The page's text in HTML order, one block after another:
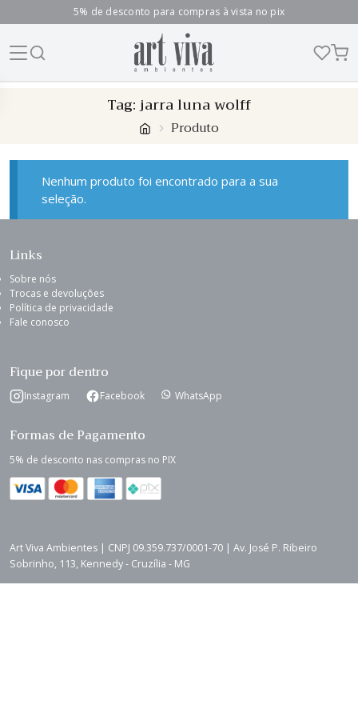
5% de desconto para compras à vista no pix
Tag:jarra luna wolff
Produto
Nenhum produto foi encontrado para a sua
seleção.
Links
Sobre nós
Trocas e devoluções
Política de privacidade
Fale conosco
Fique por dentro
Instagram Facebook WhatsApp
Formas de Pagamento
5% de desconto nas compras no PIX
Art Viva Ambientes | CNPJ 09.359.737/0001-70 | Av. José P. Ribeiro
Sobrinho, 113, Kennedy - Cruzília - MG